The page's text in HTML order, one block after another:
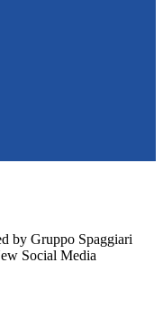
by Gruppo Spaggiari
Social Media